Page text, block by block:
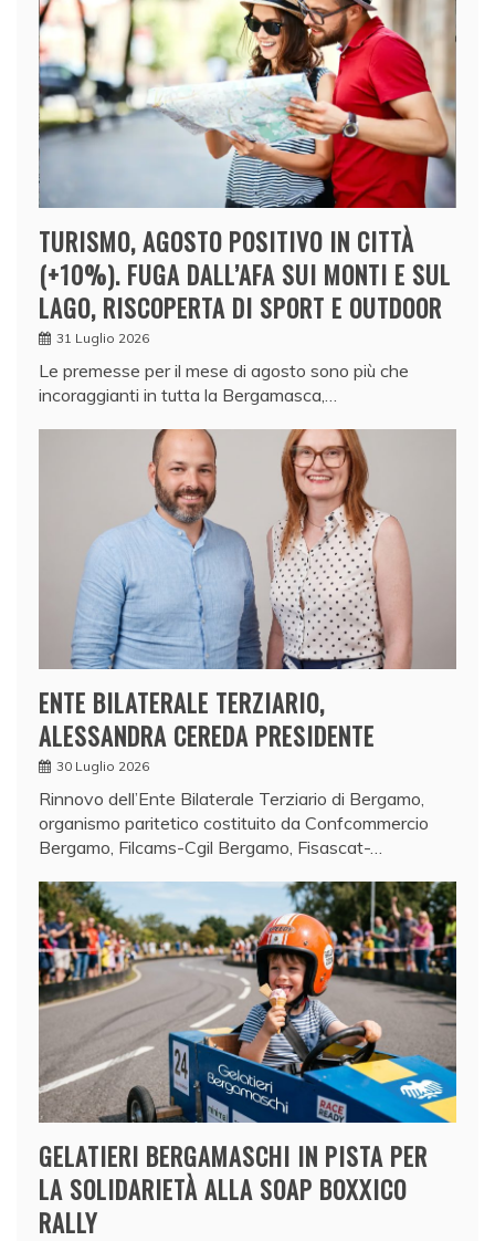
TURISMO, AGOSTO POSITIVO IN CITTÀ
(+10%). FUGA DALL’AFA SUI MONTI E SUL
LAGO, RISCOPERTA DI SPORT E OUTDOOR
31 Luglio 2026
Le premesse per il mese di agosto sono più che
incoraggianti in tutta la Bergamasca,…
ENTE BILATERALE TERZIARIO,
ALESSANDRA CEREDA PRESIDENTE
30 Luglio 2026
Rinnovo dell’Ente Bilaterale Terziario di Bergamo,
organismo paritetico costituito da Confcommercio
Bergamo, Filcams-Cgil Bergamo, Fisascat-…
GELATIERI BERGAMASCHI IN PISTA PER
LA SOLIDARIETÀ ALLA SOAP BOXXICO
RALLY